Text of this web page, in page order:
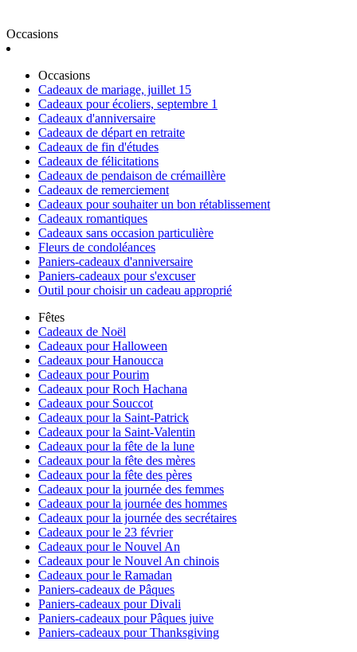
Occasions
Occasions
Cadeaux de mariage, juillet 15
Cadeaux pour écoliers, septembre 1
Cadeaux d'anniversaire
Cadeaux de départ en retraite
Cadeaux de fin d'études
Cadeaux de félicitations
Cadeaux de pendaison de crémaillère
Cadeaux de remerciement
Cadeaux pour souhaiter un bon rétablissement
Cadeaux romantiques
Cadeaux sans occasion particulière
Fleurs de condoléances
Paniers-cadeaux d'anniversaire
Paniers-cadeaux pour s'excuser
Outil pour choisir un cadeau approprié
Fêtes
Cadeaux de Noël
Cadeaux pour Halloween
Cadeaux pour Hanoucca
Cadeaux pour Pourim
Cadeaux pour Roch Hachana
Cadeaux pour Souccot
Cadeaux pour la Saint-Patrick
Cadeaux pour la Saint-Valentin
Cadeaux pour la fête de la lune
Cadeaux pour la fête des mères
Cadeaux pour la fête des pères
Cadeaux pour la journée des femmes
Cadeaux pour la journée des hommes
Cadeaux pour la journée des secrétaires
Cadeaux pour le 23 février
Cadeaux pour le Nouvel An
Cadeaux pour le Nouvel An chinois
Cadeaux pour le Ramadan
Paniers-cadeaux de Pâques
Paniers-cadeaux pour Divali
Paniers-cadeaux pour Pâques juive
Paniers-cadeaux pour Thanksgiving